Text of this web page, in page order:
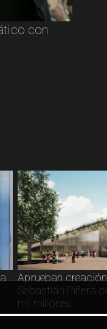
con
Aprueban
Sebastián Piñera
mil millones